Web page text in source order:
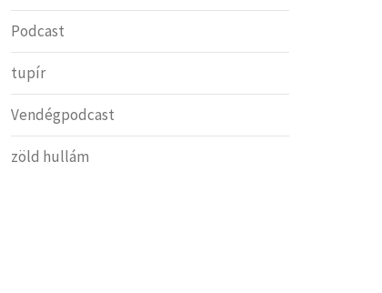
Podcast
tupír
Vendégpodcast
zöld hullám